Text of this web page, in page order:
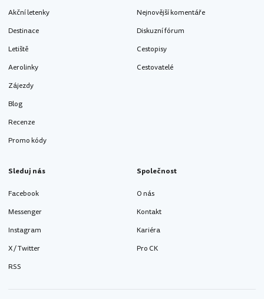
Akční letenky
Destinace
Letiště
Aerolinky
Zájezdy
Blog
Recenze
Promo kódy
Nejnovější komentáře
Diskuzní fórum
Cestopisy
Cestovatelé
Sleduj nás
Facebook
Messenger
Instagram
X / Twitter
RSS
Společnost
O nás
Kontakt
Kariéra
Pro CK